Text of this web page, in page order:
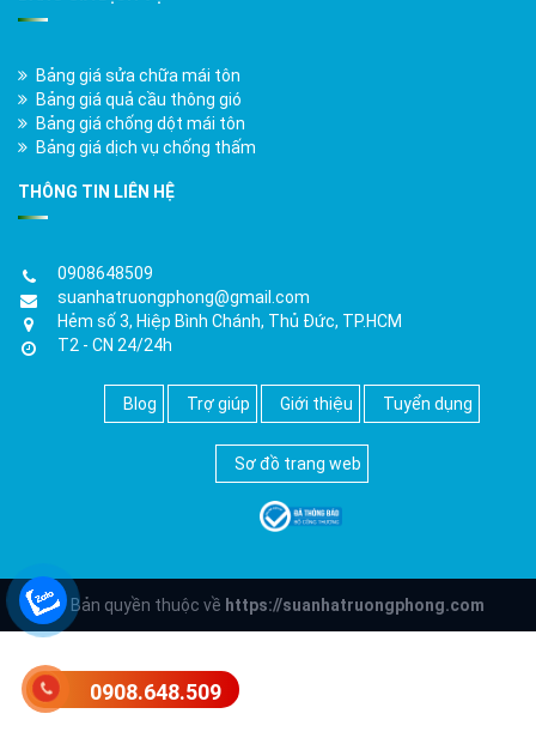
Bảng giá sửa chữa mái tôn
Bảng giá quả cầu thông gió
Bảng giá chống dột mái tôn
Bảng giá dịch vụ chống thấm
THÔNG TIN LIÊN HỆ
0908648509
suanhatruongphong@gmail.com
Hẻm số 3, Hiệp Bình Chánh, Thủ Đức, TP.HCM
T2 - CN 24/24h
Blog Trợ giúp Giới thiệu Tuyển dụng
Sơ đồ trang web
© Bản quyền thuộc về https://suanhatruongphong.com
0908.648.509